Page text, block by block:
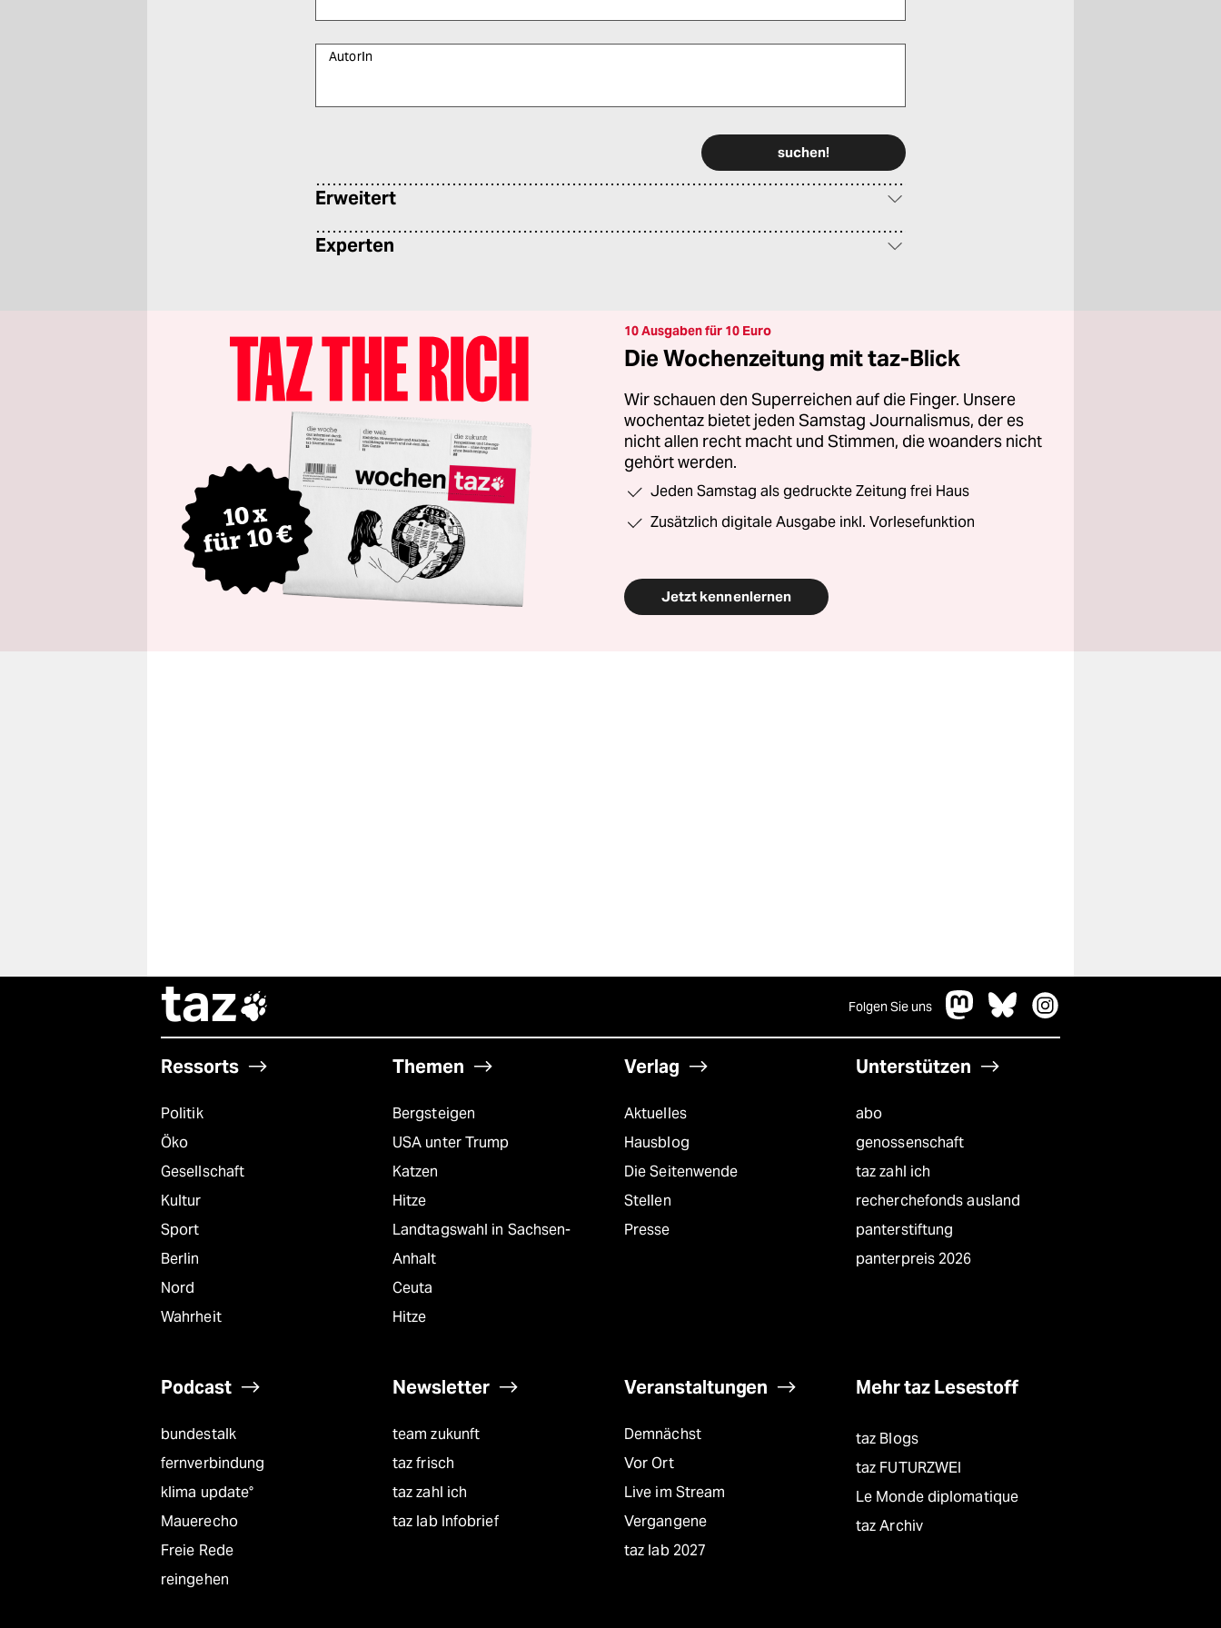
AutorIn
Erweitert
Experten
10 Ausgaben für 10 Euro
Die Wochenzeitung mit taz-Blick
Wir schauen den Superreichen auf die Finger. Unsere
wochentaz bietet jeden Samstag Journalismus, der es
nicht allen recht macht und Stimmen, die woanders nicht
gehört werden.
Jeden Samstag als gedruckte Zeitung frei Haus
Zusätzlich digitale Ausgabe inkl. Vorlesefunktion
Jetzt kennenlernen
taz Folgen Sie uns
Ressorts
Politik
Öko
Gesellschaft
Kultur
Sport
Berlin
Nord
Wahrheit
Themen
Bergsteigen
USA unter Trump
Katzen
Hitze
Landtagswahl in Sachsen-
Anhalt
Ceuta
Hitze
Verlag
Aktuelles
Hausblog
Die Seitenwende
Stellen
Presse
Unterstützen
abo
genossenschaft
taz zahl ich
recherchefonds ausland
panterstiftung
panterpreis 2026
Podcast
bundestalk
fernverbindung
klima update°
Mauerecho
Freie Rede
reingehen
Newsletter
team zukunft
taz frisch
taz zahl ich
taz lab Infobrief
Veranstaltungen
Demnächst
Vor Ort
Live im Stream
Vergangene
taz lab 2027
Mehr taz Lesestoff
taz Blogs
taz FUTURZWEI
Le Monde diplomatique
taz Archiv